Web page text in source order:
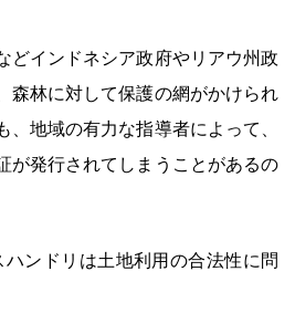
どインドネシア政府やリアウ州政
森林に対して保護の網がかけられ
、地域の有力な指導者によって、
が発行されてしまうことがあるの
ンドリは土地利用の合法性に問